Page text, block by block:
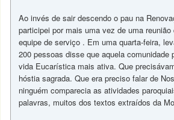
Ao invés de sair descendo o pau na
participei por mais uma vez de uma
equipe de serviço . Em uma quarta-feira,
200 pessoas disse que aquela comunidade
vida Eucarística mais ativa. Que
hóstia sagrada. Que era preciso falar de
ninguém comparecia as atividades
palavras, muitos dos textos extraídos da